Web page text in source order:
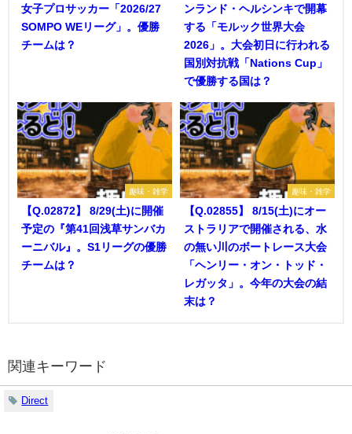
女子プロサッカー「2026/27
SOMPO WEリーグ」。優勝
チームは？
ンランド・ヘルシンキで開幕
する「モルック世界大会
2026」。大会初日に行われる
国別対抗戦「Nations Cup」
で優勝する国は？
趣味・雑学
【Q.02872】 8/29(土)に開催
予定の『第41回浅草サンバカ
ーニバル』。S1リーグの優勝
チームは？
趣味・雑学
【Q.02855】 8/15(土)にオー
ストラリアで開催される、水
の無い川のボートレース大会
「ヘンリー・オン・トッド・
レガッタ」。今年の大会の結
末は？
関連キーワード
Direct